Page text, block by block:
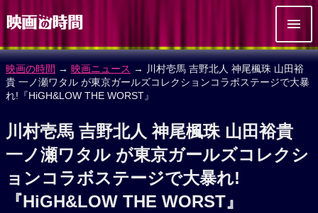
映画の時間 → 映画ニュース → 川村壱馬 吉野北人 神尾楓珠 山田裕
貴 一ノ瀬ワタル が東京ガールズコレクションコラボステージで大暴
れ!『HiGH&LOW THE WORST』
川村壱馬 吉野北人 神尾楓珠 山田裕貴
一ノ瀬ワタル が東京ガールズコレクシ
ョンコラボステージで大暴れ!
『HiGH&LOW THE WORST』